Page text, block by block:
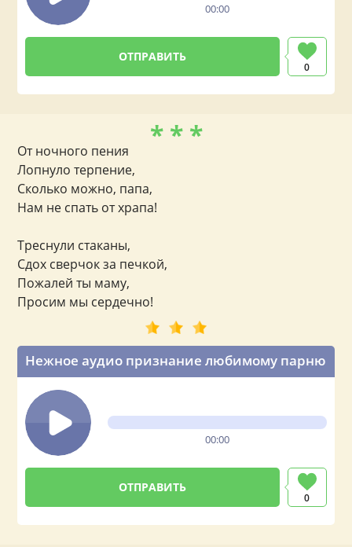
00:00
0
Нежное аудио признание любимому парню
00:00
0
* * *
От ночного пения
Лопнуло терпение,
Сколько можно, папа,
Нам не спать от храпа!
Треснули стаканы,
Сдох сверчок за печкой,
Пожалей ты маму,
Просим мы сердечно!